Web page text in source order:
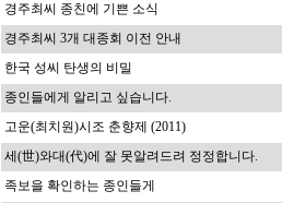
경주최씨 종친에 기쁜 소식
경주최씨 3개 대종회 이전 안내
한국 성씨 탄생의 비밀
종인들에게 알리고 싶습니다.
고운(최치원)시조 춘향제 (2011)
세(世)와대(代)에 잘 못알려드려 정정합니다.
족보을 확인하는 종인들게